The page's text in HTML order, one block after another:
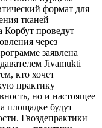
формат для
тканей
проведут
через
заявлена
Jivamukti
кто хочет
практику
но и настоящее
площадке будут
Гвоздепрактики